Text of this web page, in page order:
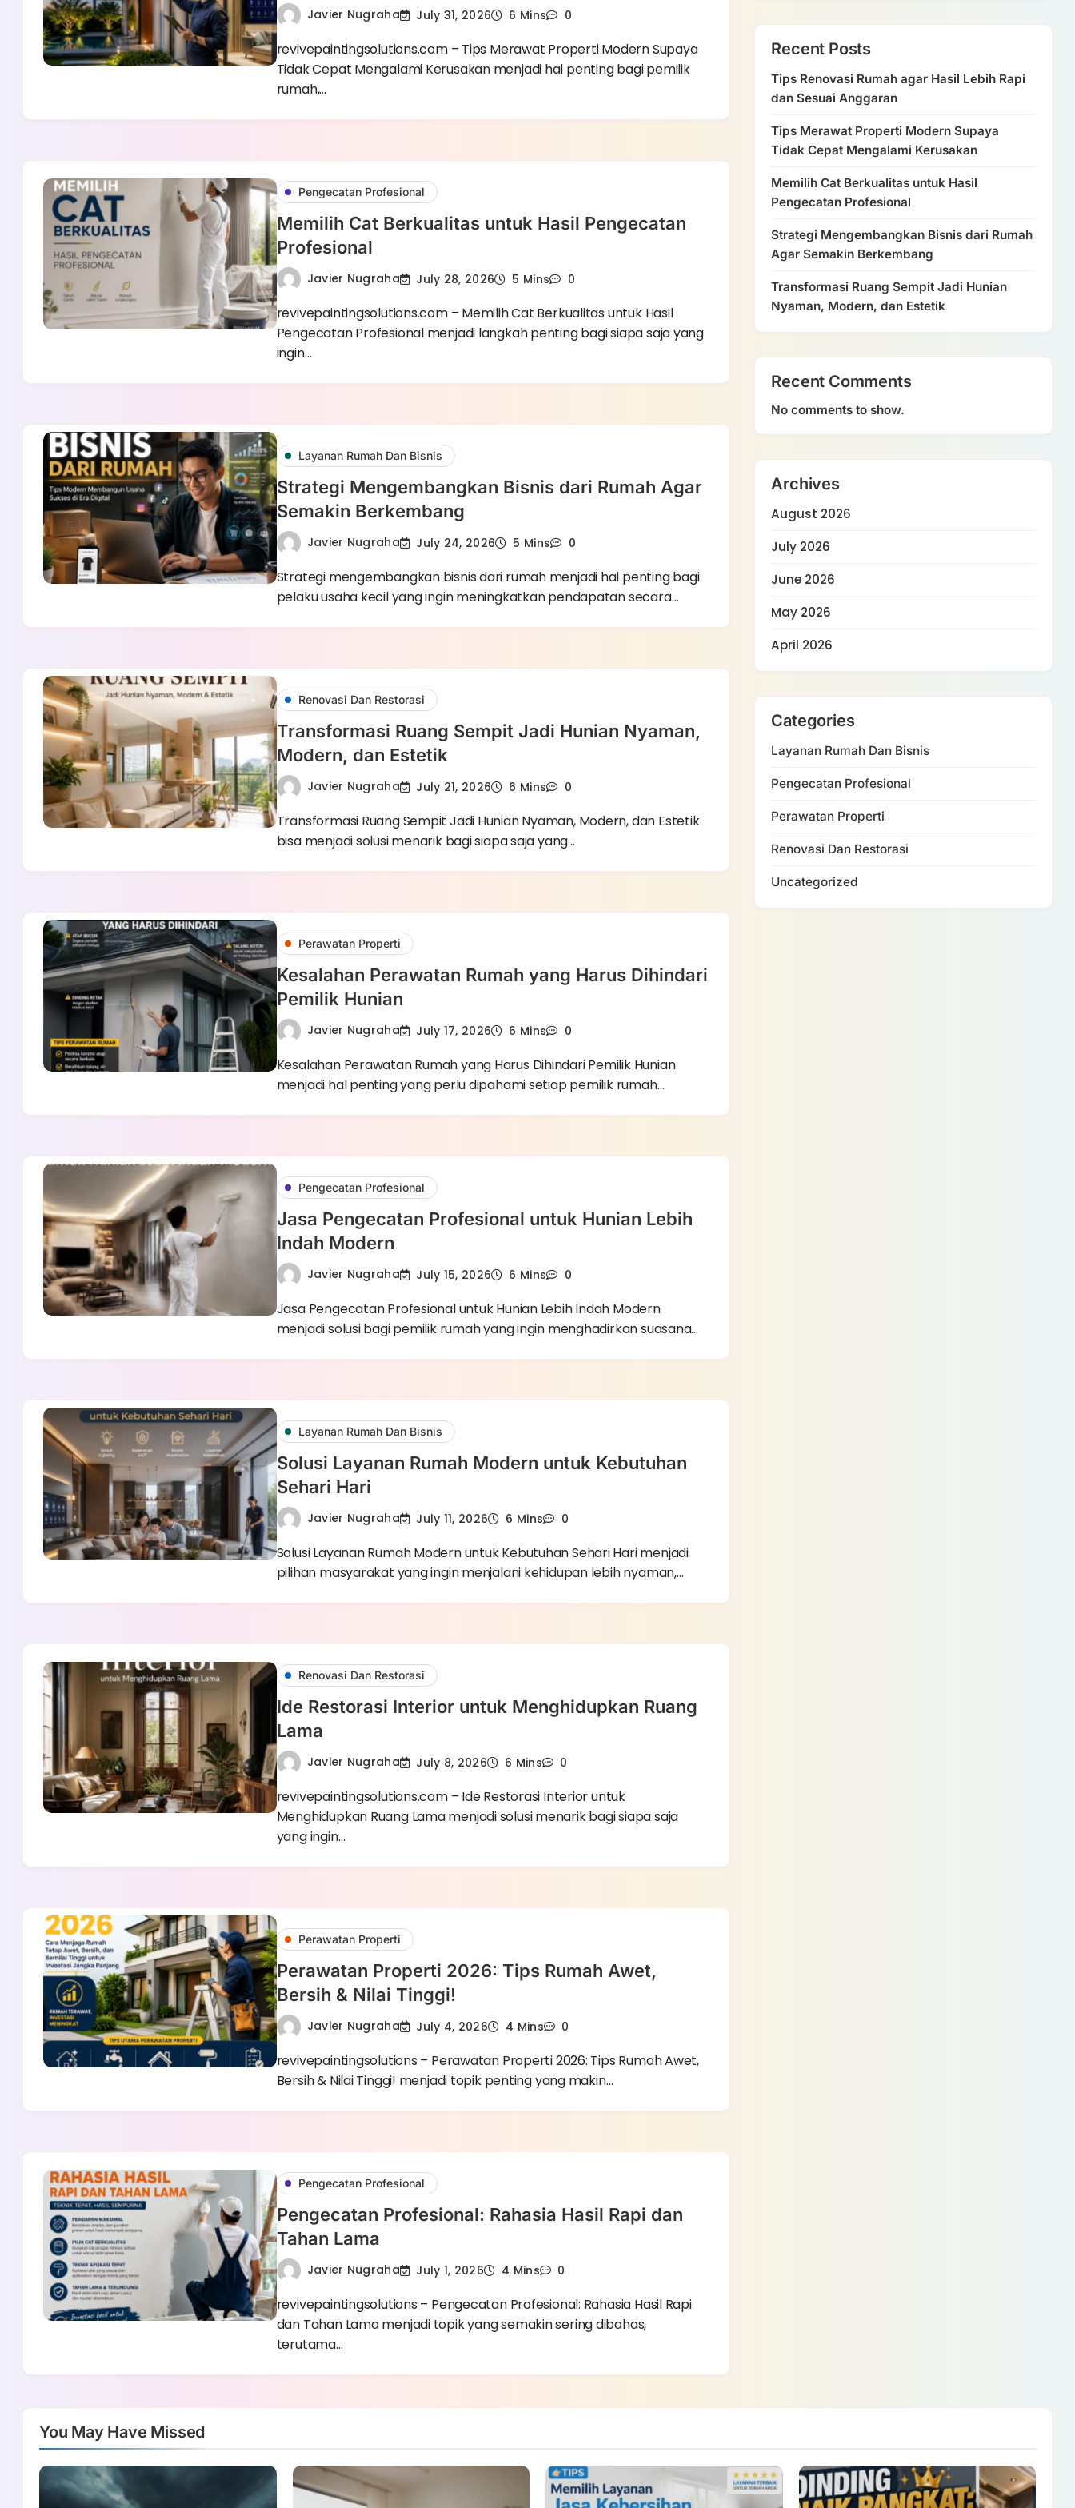
Javier Nugraha July 31, 2026 6 Mins 0
revivepaintingsolutions.com – Tips Merawat Properti Modern Supaya
Tidak Cepat Mengalami Kerusakan menjadi hal penting bagi pemilik
rumah,…
Pengecatan Profesional
Memilih Cat Berkualitas untuk Hasil Pengecatan
Profesional
Javier Nugraha July 28, 2026 5 Mins 0
revivepaintingsolutions.com – Memilih Cat Berkualitas untuk Hasil
Pengecatan Profesional menjadi langkah penting bagi siapa saja yang
ingin…
Layanan Rumah Dan Bisnis
Strategi Mengembangkan Bisnis dari Rumah Agar
Semakin Berkembang
Javier Nugraha July 24, 2026 5 Mins 0
Strategi mengembangkan bisnis dari rumah menjadi hal penting bagi
pelaku usaha kecil yang ingin meningkatkan pendapatan secara…
Renovasi Dan Restorasi
Transformasi Ruang Sempit Jadi Hunian Nyaman,
Modern, dan Estetik
Javier Nugraha July 21, 2026 6 Mins 0
Transformasi Ruang Sempit Jadi Hunian Nyaman, Modern, dan Estetik
bisa menjadi solusi menarik bagi siapa saja yang…
Perawatan Properti
Kesalahan Perawatan Rumah yang Harus Dihindari
Pemilik Hunian
Javier Nugraha July 17, 2026 6 Mins 0
Kesalahan Perawatan Rumah yang Harus Dihindari Pemilik Hunian
menjadi hal penting yang perlu dipahami setiap pemilik rumah…
Pengecatan Profesional
Jasa Pengecatan Profesional untuk Hunian Lebih
Indah Modern
Javier Nugraha July 15, 2026 6 Mins 0
Jasa Pengecatan Profesional untuk Hunian Lebih Indah Modern
menjadi solusi bagi pemilik rumah yang ingin menghadirkan suasana…
Layanan Rumah Dan Bisnis
Solusi Layanan Rumah Modern untuk Kebutuhan
Sehari Hari
Javier Nugraha July 11, 2026 6 Mins 0
Solusi Layanan Rumah Modern untuk Kebutuhan Sehari Hari menjadi
pilihan masyarakat yang ingin menjalani kehidupan lebih nyaman,…
Renovasi Dan Restorasi
Ide Restorasi Interior untuk Menghidupkan Ruang
Lama
Javier Nugraha July 8, 2026 6 Mins 0
revivepaintingsolutions.com – Ide Restorasi Interior untuk
Menghidupkan Ruang Lama menjadi solusi menarik bagi siapa saja
yang ingin…
Perawatan Properti
Perawatan Properti 2026: Tips Rumah Awet,
Bersih & Nilai Tinggi!
Javier Nugraha July 4, 2026 4 Mins 0
revivepaintingsolutions – Perawatan Properti 2026: Tips Rumah Awet,
Bersih & Nilai Tinggi! menjadi topik penting yang makin…
Pengecatan Profesional
Pengecatan Profesional: Rahasia Hasil Rapi dan
Tahan Lama
Javier Nugraha July 1, 2026 4 Mins 0
revivepaintingsolutions – Pengecatan Profesional: Rahasia Hasil Rapi
dan Tahan Lama menjadi topik yang semakin sering dibahas,
terutama…
Recent Posts
Tips Renovasi Rumah agar Hasil Lebih Rapi
dan Sesuai Anggaran
Tips Merawat Properti Modern Supaya
Tidak Cepat Mengalami Kerusakan
Memilih Cat Berkualitas untuk Hasil
Pengecatan Profesional
Strategi Mengembangkan Bisnis dari Rumah
Agar Semakin Berkembang
Transformasi Ruang Sempit Jadi Hunian
Nyaman, Modern, dan Estetik
Recent Comments
No comments to show.
Archives
August 2026
July 2026
June 2026
May 2026
April 2026
Categories
Layanan Rumah Dan Bisnis
Pengecatan Profesional
Perawatan Properti
Renovasi Dan Restorasi
Uncategorized
You May Have Missed